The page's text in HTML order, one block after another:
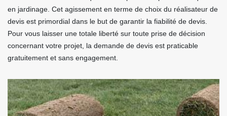
en jardinage. Cet agissement en terme de choix du réalisateur de
devis est primordial dans le but de garantir la fiabilité de devis.
Pour vous laisser une totale liberté sur toute prise de décision
concernant votre projet, la demande de devis est praticable
gratuitement et sans engagement.